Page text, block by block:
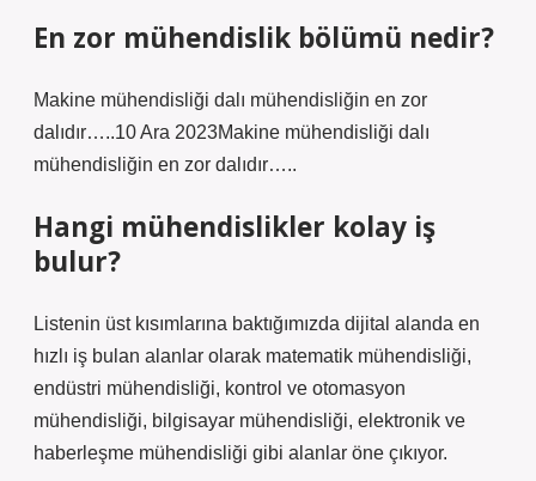
En zor mühendislik bölümü nedir?
Makine mühendisliği dalı mühendisliğin en zor
dalıdır…..10 Ara 2023Makine mühendisliği dalı
mühendisliğin en zor dalıdır…..
Hangi mühendislikler kolay iş
bulur?
Listenin üst kısımlarına baktığımızda dijital alanda en
hızlı iş bulan alanlar olarak matematik mühendisliği,
endüstri mühendisliği, kontrol ve otomasyon
mühendisliği, bilgisayar mühendisliği, elektronik ve
haberleşme mühendisliği gibi alanlar öne çıkıyor.